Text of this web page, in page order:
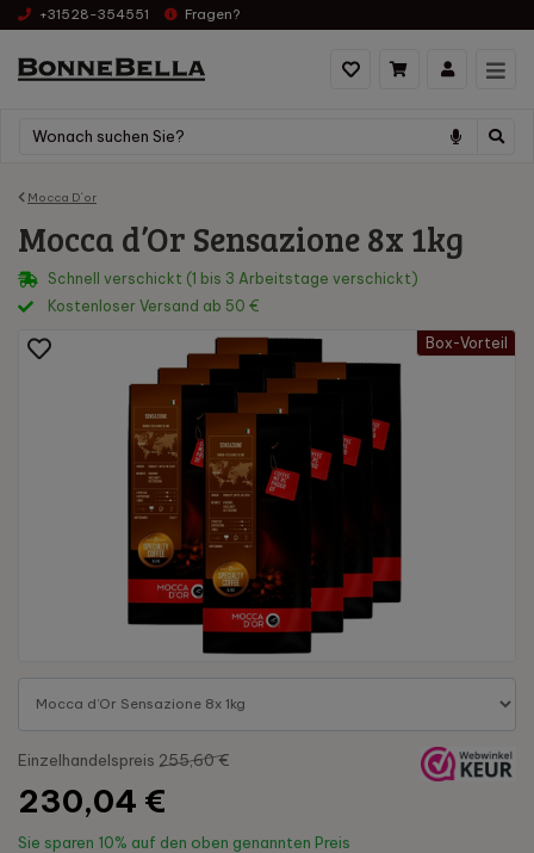
+31528-354551 Fragen?
Mocca D´or
Mocca d’Or Sensazione 8x 1kg
Box-Vorteil
Einzelhandelspreis 255,60 €
230,04 €
Sie sparen 10% auf den oben genannten Preis
Schnell verschickt (1 bis 3 Arbeitstage verschickt)
Kostenloser Versand ab 50 €